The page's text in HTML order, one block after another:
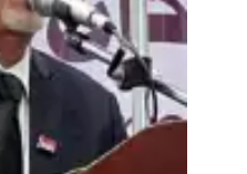
خمسة شعراء إلى
الشعراء بالعاصمة
أعلنت لجنة تحكيم مسابقة
أسماء الشعراء المتأهلين